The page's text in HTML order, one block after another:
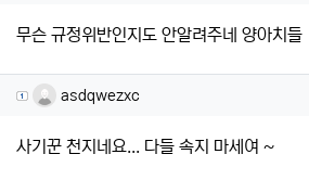
무슨 규정위반인지도 안알려주네 양아치들
asdqwezxc님의 댓글
asdqwezxc
사기꾼 천지네요... 다들 속지 마세여 ~